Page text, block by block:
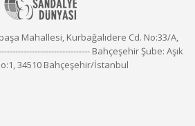
Mahallesi, Kurbağalıdere Cd. No:33/A,
Bahçeşehir Şube: Aşık
34510 Bahçeşehir/İstanbul